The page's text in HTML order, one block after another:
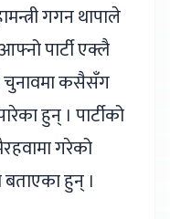
गगन थापाले
पार्टी एक्लै
कसैसँग
हुन् । पार्टीको
गरेको
बताएका हुन् ।